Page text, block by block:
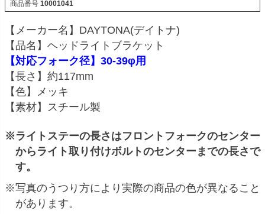
商品番号 10001041
【メーカー名】DAYTONA(デイトナ)
【品名】ヘッドライトブラケット
【対応フォーク径】30-39φ用
【長さ】約117mm
【色】メッキ
【素材】スチール製
※ライトステーの長さはフロントフォークのセンター
からライト取り付けボルトのセンターまでの長さで
す。
※写真のうつり方により実際の商品の色が異なること
があります。